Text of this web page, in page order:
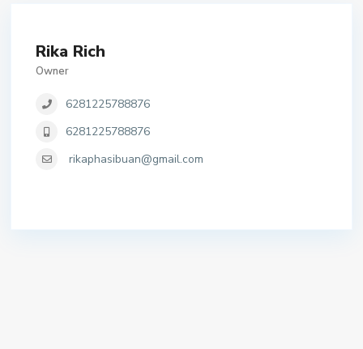
Rika Rich
Owner
6281225788876
6281225788876
rikaphasibuan@gmail.com